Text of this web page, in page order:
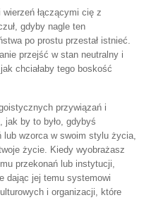
łączącymi cię z
gdyby nagle ten
po prostu przestał istnieć.
przejść w stan neutralny i
chciałaby tego boskość
przywiązań i
jak by to było, gdybyś
lub wzorca w swoim stylu życia,
życie. Kiedy wyobrażasz
przekonań lub instytucji,
dając jej temu systemowi
i organizacji, które